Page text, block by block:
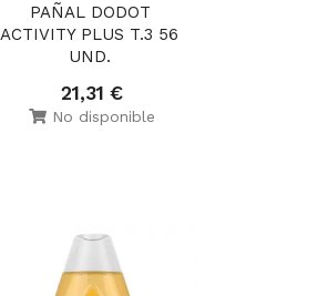
PAÑAL DODOT
ACTIVITY PLUS T.3 56
UND.
21,31 €
No disponible